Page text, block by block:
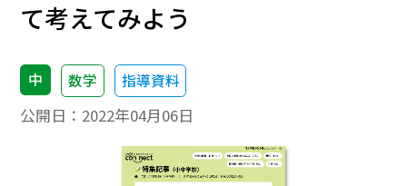
て考えてみよう
中 数学 指導資料
公開日： 2022年04月06日